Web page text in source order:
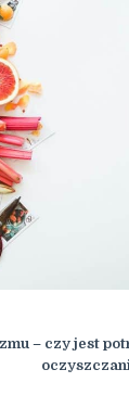
– czy jest